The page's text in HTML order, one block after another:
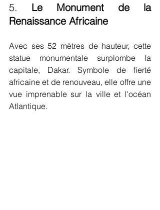
5. Le Monument de la
Renaissance Africaine
Avec ses 52 mètres de hauteur, cette
statue monumentale surplombe la
capitale, Dakar. Symbole de fierté
africaine et de renouveau, elle offre une
vue imprenable sur la ville et l'océan
Atlantique.